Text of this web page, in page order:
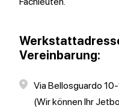
Vereinbarung:
Via Bellosguardo
(Wir können Ihr